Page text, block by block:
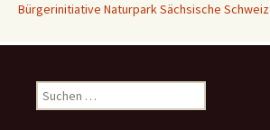
Bürgerinitiative Naturpark Sächsische Schweiz
Suchen
nach: